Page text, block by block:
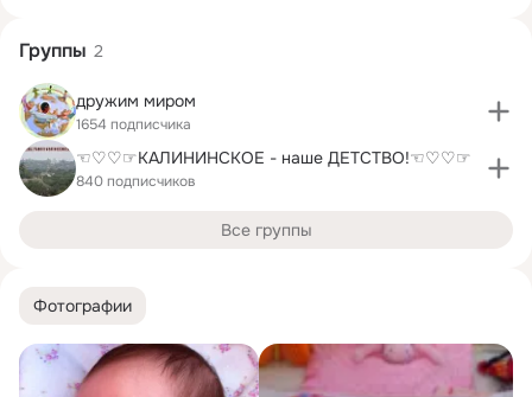
Фотографии
Группы 2
дружим миром
1654 подписчика
☜♡♡☞КАЛИНИНСКОЕ - наше ДЕТСТВО!☜♡♡☞
840 подписчиков
Все группы